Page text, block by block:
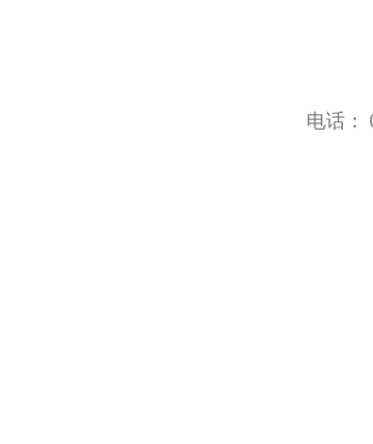
电话：